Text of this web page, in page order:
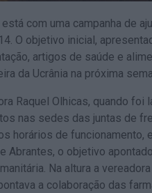
com uma campanha de
O objetivo inicial,
artigos de saúde e
da Ucrânia na próxima
Raquel Olhicas, quando foi
nas sedes das juntas de
horários de funcionamento,
Abrantes, o objetivo
Na altura a
a colaboração das